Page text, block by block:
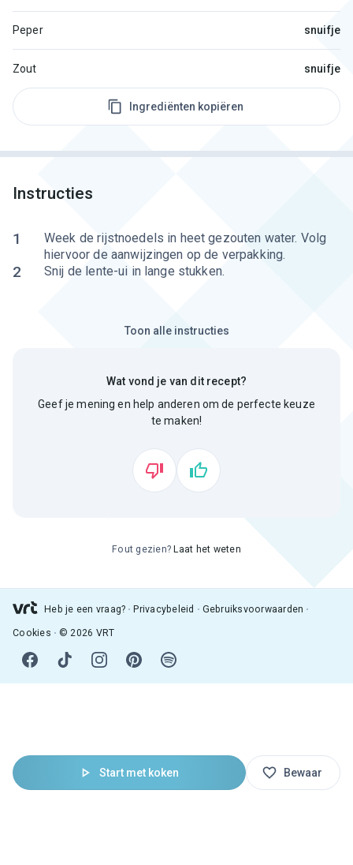
Start met koken Bewaar
Peper snuifje
Zout snuifje
Ingrediënten kopiëren
Instructies
1
Week de rijstnoedels in heet gezouten water. Volg
hiervoor de aanwijzingen op de verpakking.
2 Snij de lente-ui in lange stukken.
Toon alle instructies
Wat vond je van dit recept?
Geef je mening en help anderen om de perfecte keuze
te maken!
Fout gezien? Laat het weten
Heb je een vraag? Privacybeleid Gebruiksvoorwaarden
Cookies © 2026 VRT